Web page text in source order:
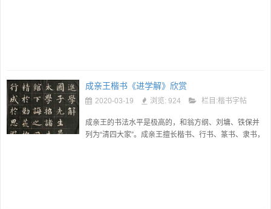
成亲王楷书《进学解》欣赏
2020-03-19 浏览: 924 栏目:楷书字帖
成亲王的书法水平是极高的，和翁方纲、刘墉、铁保并
列为“清四大家”。成亲王擅长楷书、行书、篆书、隶书，